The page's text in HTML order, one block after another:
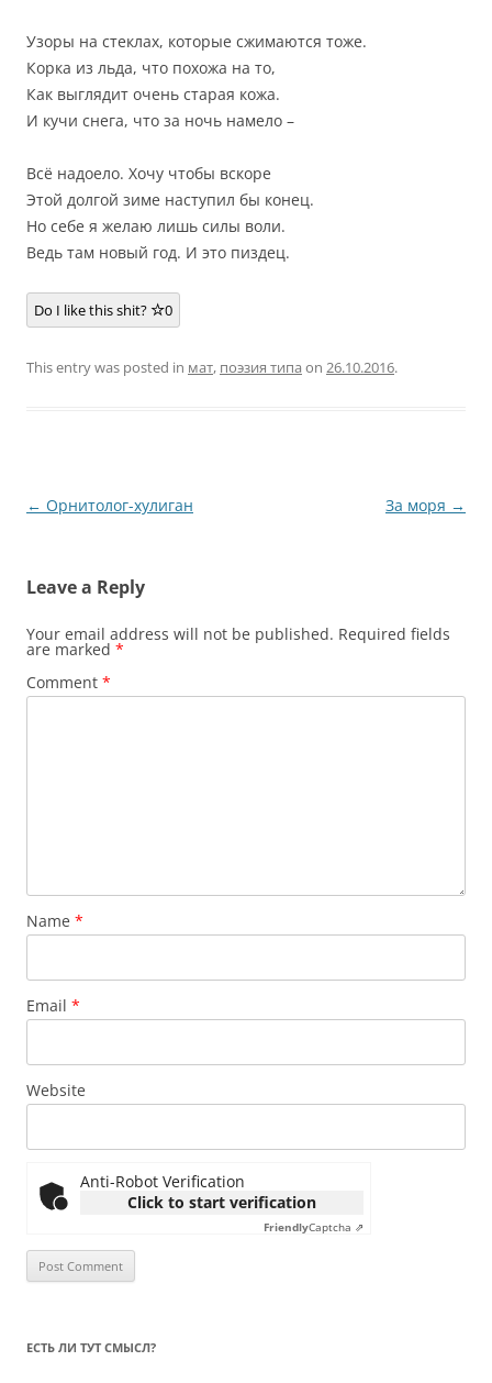
Узоры на стеклах, которые сжимаются тоже.
Корка из льда, что похожа на то,
Как выглядит очень старая кожа.
И кучи снега, что за ночь намело –
Всё надоело. Хочу чтобы вскоре
Этой долгой зиме наступил бы конец.
Но себе я желаю лишь силы воли.
Ведь там новый год. И это пиздец.
Do I like this shit? 0
This entry was posted in мат, поэзия типа on 26.10.2016.
Post
← Орнитолог-хулиган За моря →
Leave a Reply
Your email address will not be published. Required fields
are marked *
Comment *
Name *
Email *
Website
Anti-Robot Verification
Click to start verification
FriendlyCaptcha ⇗
ЕСТЬ ЛИ ТУТ СМЫСЛ?